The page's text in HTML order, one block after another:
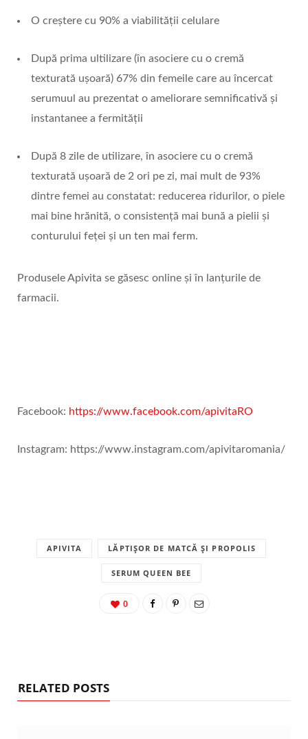
O creștere cu 90% a viabilității celulare
După prima ultilizare (în asociere cu o cremă
texturată ușoară) 67% din femeile care au încercat
serumuul au prezentat o ameliorare semnificativă și
instantanee a fermității
După 8 zile de utilizare, în asociere cu o cremă
texturată ușoară de 2 ori pe zi, mai mult de 93%
dintre femei au constatat: reducerea ridurilor, o piele
mai bine hrănită, o consistență mai bună a pielii și
conturului feței și un ten mai ferm.
Produsele Apivita se găsesc online și în lanțurile de
farmacii.
Facebook: https://www.facebook.com/apivitaRO
Instagram: https://www.instagram.com/apivitaromania/
APIVITA LĂPTIȘOR DE MATCĂ ȘI PROPOLIS
SERUM QUEEN BEE
0
RELATED POSTS